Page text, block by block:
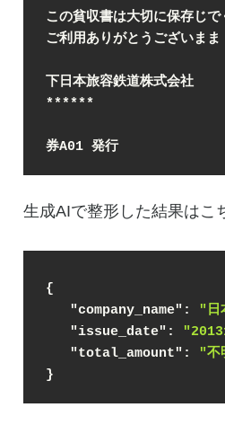
この貧収書は大切に保存じ
ご利用ありがとうございまま
下日本旅容鉄道株式会社
******
券A01 発行
生成AIで整形した結果はこ
{
"company_name" : "日
"issue_date" :
"total_amount" : "不
}